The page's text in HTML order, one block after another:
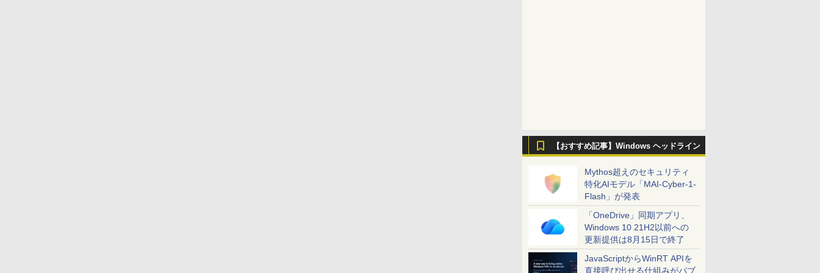
【おすすめ記事】Windows ヘッドライン
Mythos超えのセキュリティ
特化AIモデル「MAI-Cyber-1-
Flash」が発表
「OneDrive」同期アプリ、
Windows 10 21H2以前への
更新提供は8月15日で終了
JavaScriptからWinRT APIを
直接呼び出せる仕組みがパブ